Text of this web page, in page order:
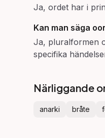
Ja, ordet har i
Kan man säga
Ja, pluralformen
specifika
Närliggande
anarki bråte